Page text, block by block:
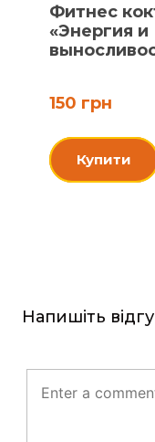
Фитнес
«Энергия и
150 грн
Купити
Напишіть